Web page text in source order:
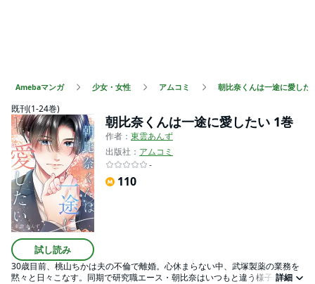
Amebaマンガ 少女・女性 アムコミ 朝比奈くんは一途に愛した
既刊(1-24巻)
試し読み
朝比奈くんは一途に愛したい 1巻
作者： 東雲あんず
出版社： アムコミ
-
110
30歳目前、桃山ちかは夫の不倫で離婚。心休まらない中、武塚製薬の業務を
黙々と日々こなす。同期で研究職エース・朝比奈はいつもと違う様子の桃山
詳細